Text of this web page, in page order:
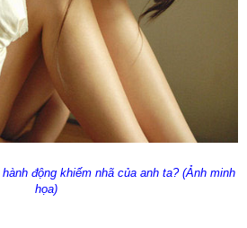
động khiếm nhã của anh ta? (Ảnh minh
họa)